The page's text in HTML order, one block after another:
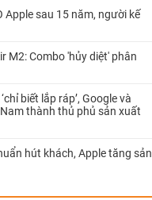
Apple sau 15 năm, người kế
M2: Combo 'hủy diệt' phân
biết lắp ráp’, Google và
thành thủ phủ sản xuất
hút khách, Apple tăng sản